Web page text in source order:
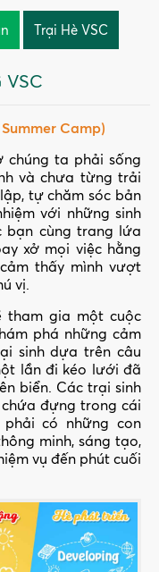
Trại Hè VSC
VSC
Camp)
chúng ta phải sống
và chưa từng trải
tự chăm sóc bản
với những sinh
bạn cùng trang lứa
xở mọi việc hằng
thấy mình vượt
vị.
tham gia một cuộc
phá những cảm
sinh dựa trên câu
lần đi kéo lưới đã
biển. Các trại sinh
đựng trong cái
có những con
minh, sáng tạo,
vụ đến phút cuối